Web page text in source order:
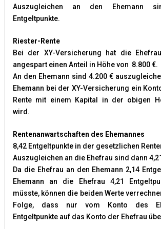
Auszugleichen an den Ehemann
Entgeltpunkte.
Riester-Rente
Bei der XY-Versicherung hat die
angespart einen Anteil in Höhe von 8.800 €.
An den Ehemann sind 4.200 €
Ehemann bei der XY-Versicherung ein
Rente mit einem Kapital in der obigen
wird.
Rentenanwartschaften des Ehemannes
8,42 Entgeltpunkte in der gesetzlichen
Auszugleichen an die Ehefrau sind dann
Da die Ehefrau an den Ehemann 2,14
Ehemann an die Ehefrau 4,21
müsste, können die beiden Werte
Folge, dass nur vom Konto des
Entgeltpunkte auf das Konto der Ehefrau